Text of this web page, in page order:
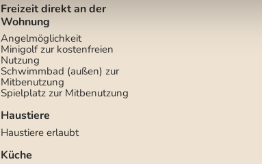
Freizeit direkt an der
Wohnung
Angelmöglichkeit
Minigolf zur kostenfreien
Nutzung
Schwimmbad (außen) zur
Mitbenutzung
Spielplatz zur Mitbenutzung
Haustiere
Haustiere erlaubt
Küche